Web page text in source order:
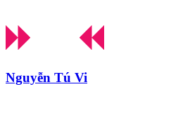
Nguyễn Tú Vi